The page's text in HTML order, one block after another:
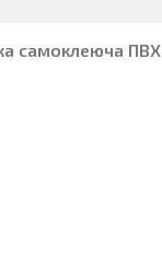
самоклеюча ПВХ